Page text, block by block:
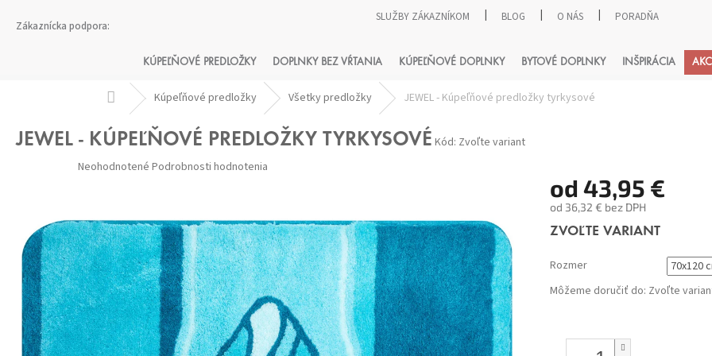
SLUŽBY ZÁKAZNÍKOM BLOG O NÁS PORADŇA
HĽADAŤ
KÚPEĽŇOVÉ PREDLOŽKY DOPLNKY BEZ VŔTANIA KÚPEĽŇOVÉ DOPLNKY BYTOVÉ DOPLNKY INŠPIRÁCIA
DomovKúpeľňové predložky Všetky predložky JEWEL - Kúpeľňové predložky tyrkysové
JEWEL - KÚPEĽŇOVÉ PREDLOŽKY TYRKYSOVÉ Kód: Zvoľte variant
Priemerné
hodnotenie
hviezdičiek.
Neohodnotené Podrobnosti hodnotenia
od 43,95 €
od 36,32 € bez DPH
Jednotková
ZVOĽTE VARIANT
Rozmer
Môžeme doručiť do: Zvoľte